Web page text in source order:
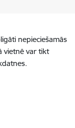
nepieciešamās
vietnē var tikt